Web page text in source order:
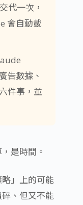
代一次，
會自動載
告數據、
件事，並
是時間。
」上的可能
、但又不能